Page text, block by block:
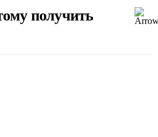
получить